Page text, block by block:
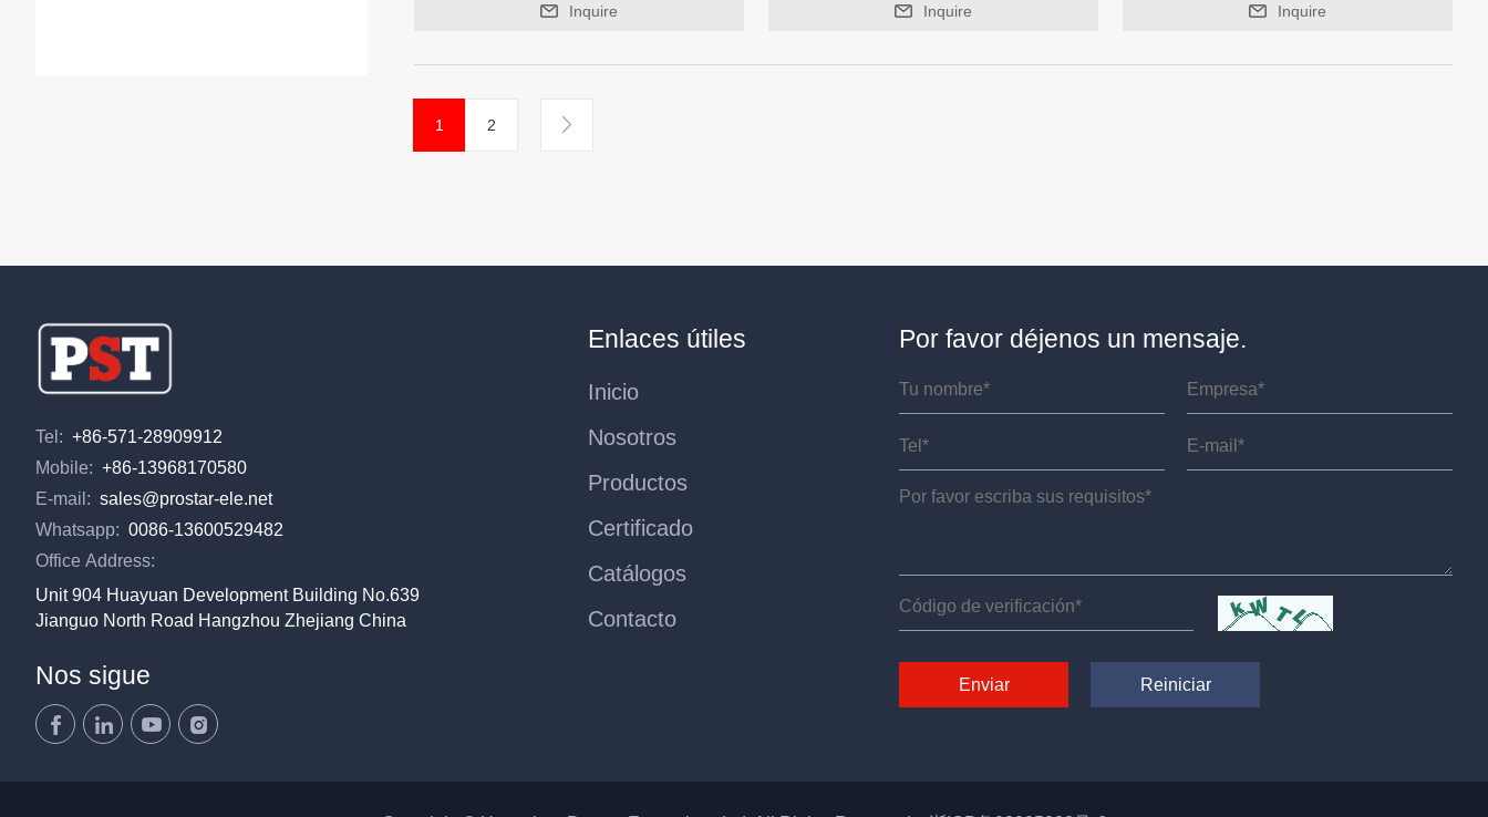
Inquire Inquire Inquire
1 2
Tel: +86-571-28909912
Mobile: +86-13968170580
E-mail: sales@prostar-ele.net
Whatsapp: 0086-13600529482
Office Address:
Unit 904 Huayuan Development Building No.639
Jianguo North Road Hangzhou Zhejiang China
Nos sigue
Enlaces útiles
Inicio
Nosotros
Productos
Certificado
Catálogos
Contacto
Por favor déjenos un mensaje.